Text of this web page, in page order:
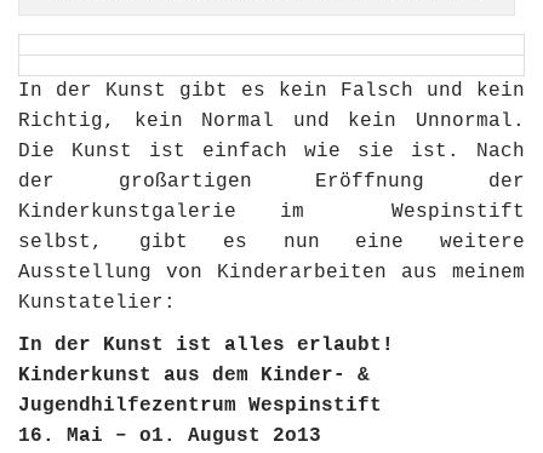
In der Kunst gibt es kein Falsch und kein
Richtig, kein Normal und kein Unnormal.
Die Kunst ist einfach wie sie ist. Nach
der großartigen Eröffnung der
Kinderkunstgalerie im Wespinstift
selbst, gibt es nun eine weitere
Ausstellung von Kinderarbeiten aus meinem
Kunstatelier:
In der Kunst ist alles erlaubt!
Kinderkunst aus dem Kinder- &
Jugendhilfezentrum Wespinstift
16. Mai – o1. August 2o13